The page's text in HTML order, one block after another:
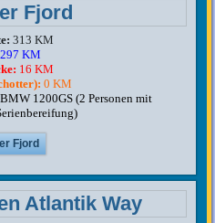
Fjord
313 KM
297 KM
16 KM
0 KM
1200GS (2 Personen mit
Fjord
Atlantik Way